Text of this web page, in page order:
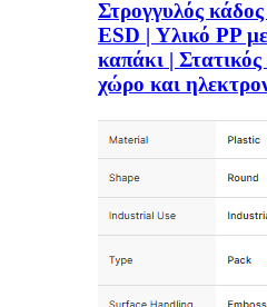
Στρογγυλός
ESD | Υλικό PP
καπάκι | Στατικός
χώρο και